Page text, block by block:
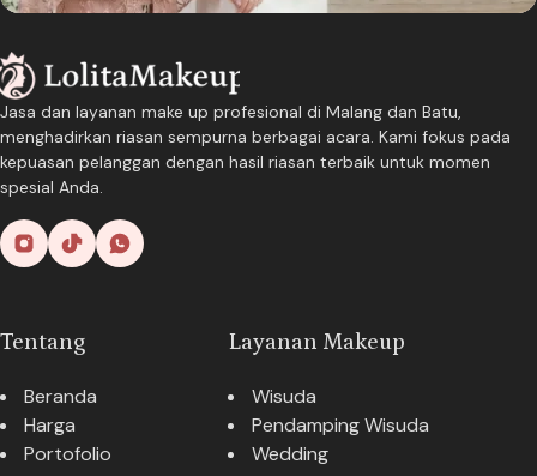
Jasa dan layanan make up profesional di Malang dan Batu,
menghadirkan riasan sempurna berbagai acara. Kami fokus pada
kepuasan pelanggan dengan hasil riasan terbaik untuk momen
spesial Anda.
Tentang
Beranda
Harga
Portofolio
Layanan Makeup
Wisuda
Pendamping Wisuda
Wedding